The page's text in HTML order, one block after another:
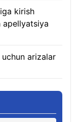
kirish
apellyatsiya
arizalar